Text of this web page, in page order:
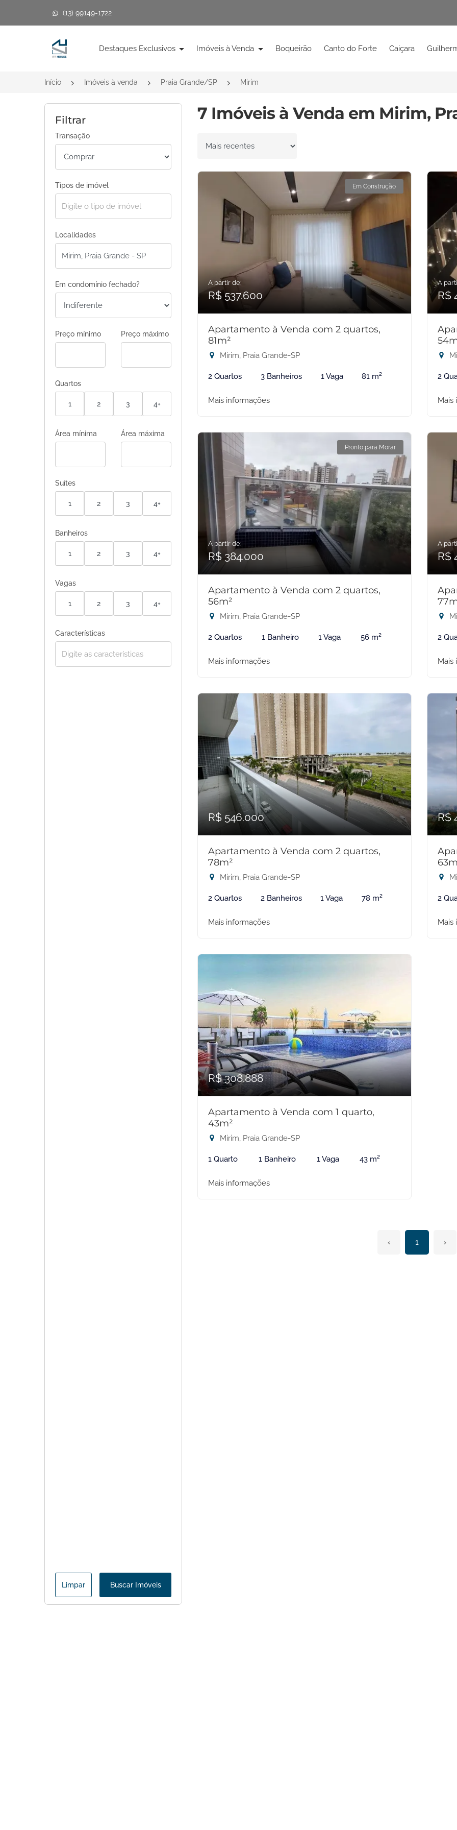
(13) 99149-1722
Página inicial
Destaques Exclusivos Imóveis à Venda Boqueirão Canto do Forte Caiçara
Início Imóveis à venda Praia Grande/SP Mirim
Filtrar
Transação
Tipos de imóvel
Localidades
Em condomínio fechado?
Preço mínimo Preço máximo
Quartos
1 2 3 4+
Área mínima Área máxima
Suítes
1 2 3 4+
Banheiros
1 2 3 4+
Vagas
1 2 3 4+
Características
Limpar Buscar Imóveis
7 Imóveis à Venda em Mirim,
Ordenar por
Em Construção
A partir de:
R$ 537.600
Apartamento à Venda com 2 quartos,
81m²
Mirim, Praia Grande-SP
2 Quartos 3 Banheiros 1 Vaga 81 m²
Mais informações
A
R$
2
Mais
Pronto para Morar
A partir de:
R$ 384.000
Apartamento à Venda com 2 quartos,
56m²
Mirim, Praia Grande-SP
2 Quartos 1 Banheiro 1 Vaga 56 m²
Mais informações
A
R$
2
Mais
R$ 546.000
Apartamento à Venda com 2 quartos,
78m²
Mirim, Praia Grande-SP
2 Quartos 2 Banheiros 1 Vaga 78 m²
Mais informações
R$
2
Mais
R$ 308.888
Apartamento à Venda com 1 quarto,
43m²
Mirim, Praia Grande-SP
1 Quarto 1 Banheiro 1 Vaga 43 m²
Mais informações
‹ 1 ›